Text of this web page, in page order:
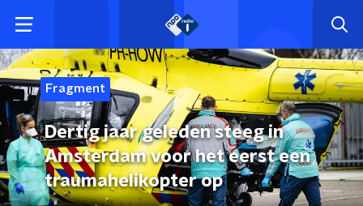
Fragment
Dertig jaar geleden steeg in
Amsterdam voor het eerst een
traumahelikopter op